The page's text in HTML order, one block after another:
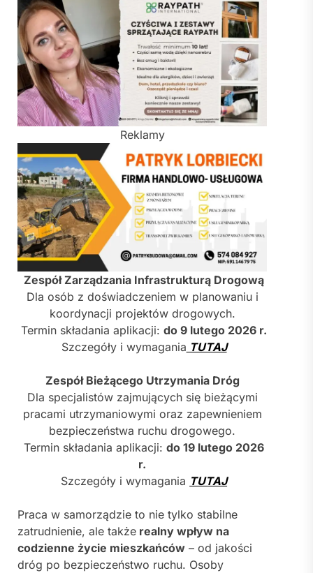
Reklamy
Zespół Zarządzania Infrastrukturą Drogową
Dla osób z doświadczeniem w planowaniu i
koordynacji projektów drogowych.
Termin składania aplikacji:do 9 lutego 2026 r.
Szczegóły i wymagania TUTAJ
Zespół Bieżącego Utrzymania Dróg
Dla specjalistów zajmujących się bieżącymi
pracami utrzymaniowymi oraz zapewnieniem
bezpieczeństwa ruchu drogowego.
Termin składania aplikacji:do 19 lutego 2026
r.
Szczegóły i wymagania TUTAJ
Praca w samorządzie to nie tylko stabilne
zatrudnienie, ale także realny wpływ na
codzienne życie mieszkańców – od jakości
dróg po bezpieczeństwo ruchu. Osoby